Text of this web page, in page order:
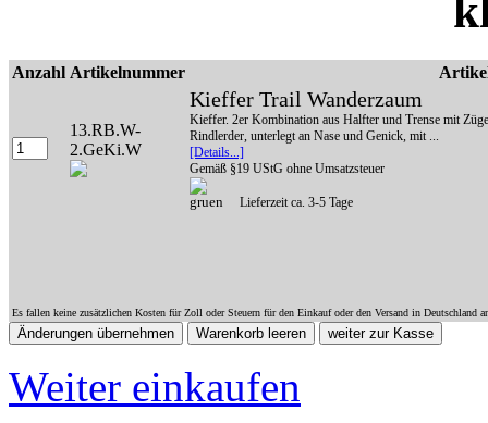
Anzahl Artikelnummer
13.RB.W-
2.GeKi.W
Kieffer Trail Wanderzaum
Kieffer. 2er Kombination aus Halfter und Trense mit
Rindlerder, unterlegt an Nase und Genick, mit ...
[Details...]
Gemäß §19 UStG ohne Umsatzsteuer
Lieferzeit ca. 3-5 Tage
Es fallen keine zusätzlichen Kosten für Zoll oder Steuern für den Einkauf oder den Versand in Deutschland
Weiter einkaufen